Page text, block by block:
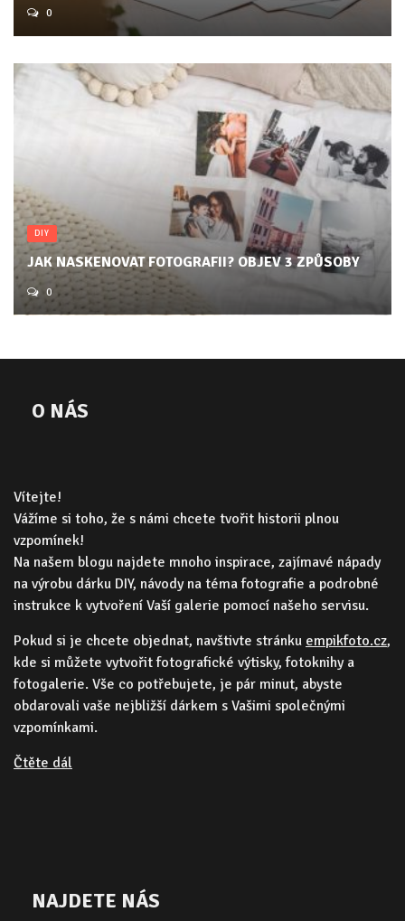
0
DIY
JAK NASKENOVAT FOTOGRAFII? OBJEV 3 ZPŮSOBY
0
O NÁS
Vítejte!
Vážíme si toho, že s námi chcete tvořit historii plnou
vzpomínek!
Na našem blogu najdete mnoho inspirace, zajímavé nápady
na výrobu dárku DIY, návody na téma fotografie a podrobné
instrukce k vytvoření Vaší galerie pomocí našeho servisu.
Pokud si je chcete objednat, navštivte stránku empikfoto.cz,
kde si můžete vytvořit fotografické výtisky, fotoknihy a
fotogalerie. Vše co potřebujete, je pár minut, abyste
obdarovali vaše nejbližší dárkem s Vašimi společnými
vzpomínkami.
Čtěte dál
NAJDETE NÁS